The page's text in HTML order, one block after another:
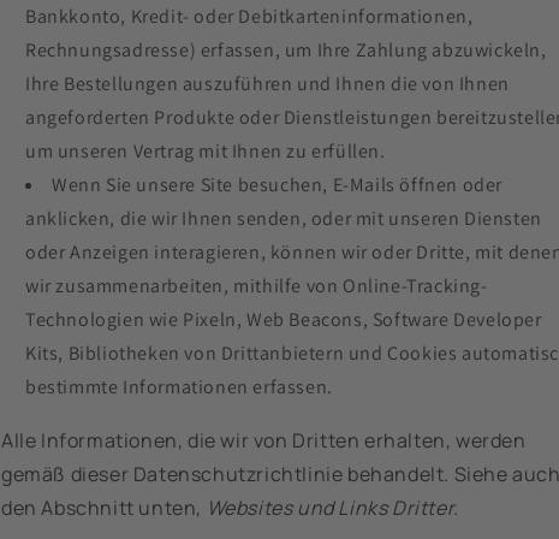
Bankkonto, Kredit- oder Debitkarteninformationen,
Rechnungsadresse) erfassen, um Ihre Zahlung abzuwickeln,
Ihre Bestellungen auszuführen und Ihnen die von Ihnen
angeforderten Produkte oder Dienstleistungen
um unseren Vertrag mit Ihnen zu erfüllen.
Wenn Sie unsere Site besuchen, E-Mails öffnen oder
anklicken, die wir Ihnen senden, oder mit unseren Diensten
oder Anzeigen interagieren, können wir oder Dritte, mit
wir zusammenarbeiten, mithilfe von Online-Tracking-
Technologien wie Pixeln, Web Beacons, Software Developer
Kits, Bibliotheken von Drittanbietern und Cookies
bestimmte Informationen erfassen.
Alle Informationen, die wir von Dritten erhalten, werden
gemäß dieser Datenschutzrichtlinie behandelt. Siehe
den Abschnitt unten, Websites und Links Dritter.